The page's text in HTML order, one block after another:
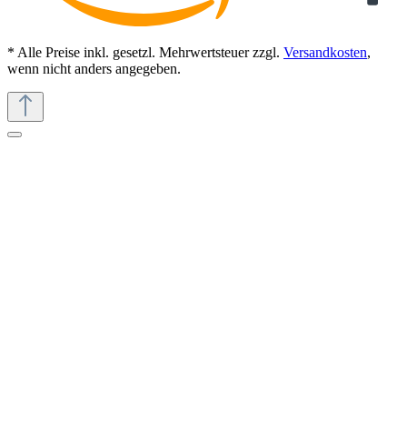
* Alle Preise inkl. gesetzl. Mehrwertsteuer zzgl. Versandkosten,
wenn nicht anders angegeben.